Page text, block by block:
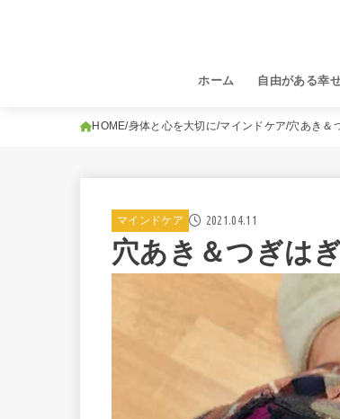
ホーム 自由がある幸
HOME 身体と心を大切に マインドケア 穴あき＆
マインドケア 2021.04.11
穴あき＆つぎは